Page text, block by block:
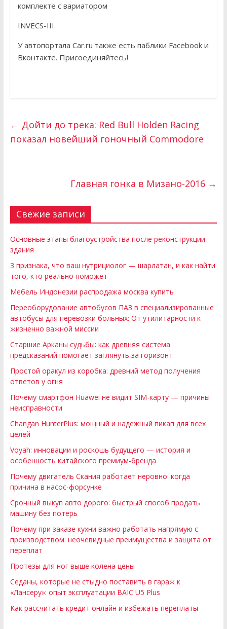
комплекте с вариатором
INVECS-III.
У автопортала Car.ru также есть паблики Facebook и
Вконтакте. Присоединяйтесь!
← Дойти до трека: Red Bull Holden Racing
показал новейший гоночный Commodore
Главная гонка в Мизано-2016 →
Свежие записи
Основные этапы благоустройства после реконструкции
здания
3 признака, что ваш нутрициолог — шарлатан, и как найти
того, кто реально поможет
Мебель Индонезии распродажа москва купить
Переоборудование автобусов ПАЗ в специализированные
автобусы для перевозки больных: От утилитарности к
жизненно важной миссии
Старшие Арканы судьбы: как древняя система
предсказаний помогает заглянуть за горизонт
Простой оракул из коробка: древний метод получения
ответов у огня
Почему смартфон Huawei не видит SIM-карту — причины
неисправности
Changan HunterPlus: мощный и надежный пикап для всех
целей
Voyah: инновации и роскошь будущего — история и
особенность китайского премиум-бренда
Почему двигатель Скания работает неровно: когда
причина в насос-форсунке
Срочный выкуп авто дорого: быстрый способ продать
машину без потерь
Почему при заказе кухни важно работать напрямую с
производством: неочевидные преимущества и защита от
переплат
Протезы для ног выше колена цены
Седаны, которые не стыдно поставить в гараж к
«Лансеру»: опыт эксплуатации BAIC U5 Plus
Как рассчитать кредит онлайн и избежать переплаты